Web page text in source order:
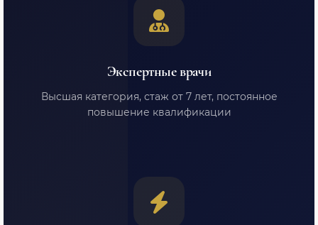
Экспертные врачи
Высшая категория, стаж от 7 лет, постоянное
повышение квалификации